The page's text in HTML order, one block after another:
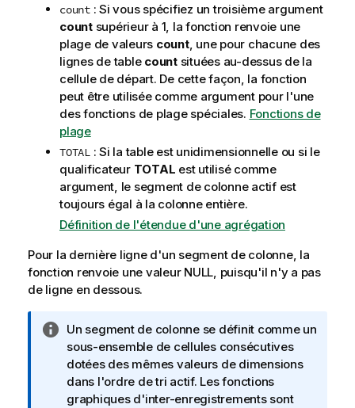
count: Si vous spécifiez un troisième argument
countsupérieur à 1, la fonction renvoie une
plage de valeurs count, une pour chacune des
lignes de table countsituées au-dessus de la
cellule de départ. De cette façon, la fonction
peut être utilisée comme argument pour l'une
des fonctions de plage spéciales. Fonctions de
plage
TOTAL: Si la table est unidimensionnelle ou si le
qualificateur TOTAL est utilisé comme
argument, le segment de colonne actif est
toujours égal à la colonne entière.
Définition de l'étendue d'une agrégation
Pour la dernière ligne d'un segment de colonne, la
fonction renvoie une valeur NULL, puisqu'il n'y a pas
de ligne en dessous.
N
o
t
e
I
Un segment de colonne se définit comme un
sous-ensemble de cellules consécutives
dotées des mêmes valeurs de dimensions
dans l'ordre de tri actif. Les fonctions
graphiques d'inter-enregistrements sont